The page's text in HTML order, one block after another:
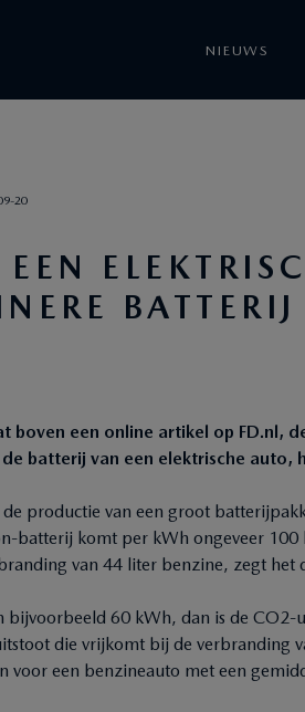
NIEUWS
20
BATTERIJ
boven een online artikel op FD.nl,
batterij van een elektrische auto,
productie van een groot
batterij komt per kWh ongeveer
van 44 liter benzine, zegt het
bijvoorbeeld 60 kWh, dan is de
die vrijkomt bij de verbranding
een benzineauto met een